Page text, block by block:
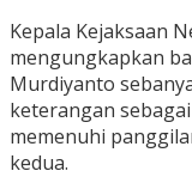
Kepala Kejaksaan
mengungkapkan
Murdiyanto
keterangan
memenuhi
kedua.